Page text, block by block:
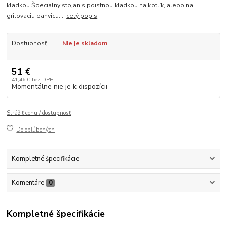
kladkou Špecialny stojan s poistnou kladkou na kotlík, alebo na
grilovaciu panvicu.... celý popis
Dostupnosť Nie je skladom
51 €
41,46 € bez DPH
Momentálne nie je k dispozícii
Strážiť cenu / dostupnosť
Do obľúbených
Kompletné špecifikácie
Komentáre 0
Kompletné špecifikácie